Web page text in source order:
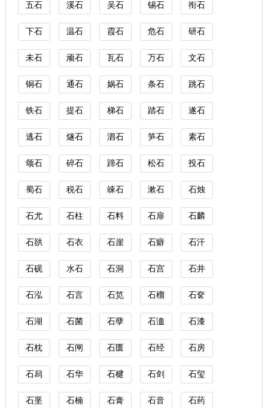
五石 溪石 吴石 锡石 衔石
下石 温石 霞石 危石 研石
未石 顽石 瓦石 万石 文石
铜石 通石 娲石 条石 跳石
铁石 提石 梯石 踏石 遂石
逃石 燧石 泗石 笋石 素石
颂石 碎石 蹄石 松石 投石
蜀石 税石 竦石 漱石 石烛
石尤 石柱 石料 石扉 石麟
石谼 石衣 石崖 石癖 石汗
石砚 水石 石洞 石宫 石井
石泓 石言 石笕 石榴 石奁
石湖 石菌 石孽 石洫 石漆
石枕 石闸 石匮 石经 石房
石舄 石华 石楗 石剑 石玺
石垩 石楠 石膏 石音 石药